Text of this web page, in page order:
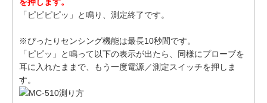
を押します。
「ピピピピッ」と鳴り、測定終了です。
※ぴったりセンシング機能は最長10秒間です。
「ピピッ」と鳴って以下の表示が出たら、同様にプローブを
耳に入れたままで、もう一度電源／測定スイッチを押しま
す。